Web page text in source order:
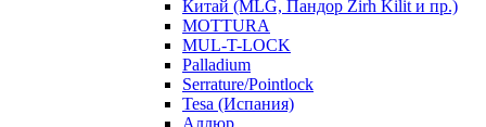
Китай (MLG, Пандор Zirh Kilit и пр.)
MOTTURA
MUL-T-LOCK
Palladium
Serrature/Pointlock
Tesa (Испания)
Аллюр